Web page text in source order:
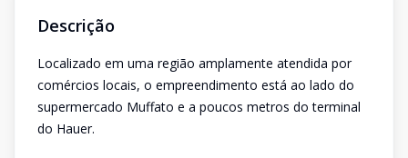
Descrição
Localizado em uma região amplamente atendida por
comércios locais, o empreendimento está ao lado do
supermercado Muffato e a poucos metros do terminal
do Hauer.